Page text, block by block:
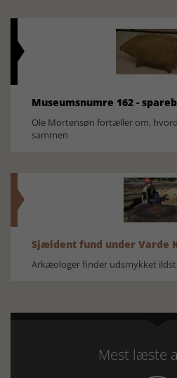
Museumsnumre 162 -
Ole Mortensøn fortæller om,
sammen
Sjældent fund under Varde
Arkæologer finder udsmykket
Mest læste